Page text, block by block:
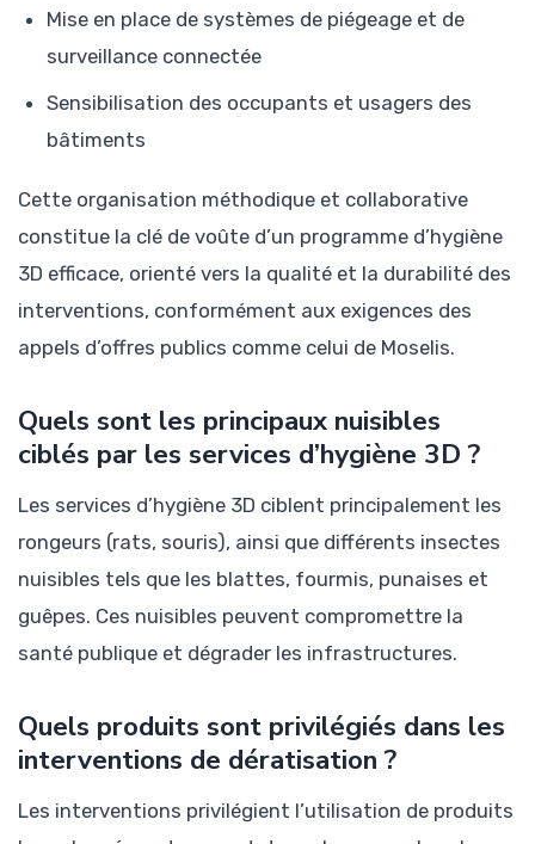
Mise en place de systèmes de piégeage et de
surveillance connectée
Sensibilisation des occupants et usagers des
bâtiments
Cette organisation méthodique et collaborative
constitue la clé de voûte d’un programme d’hygiène
3D efficace, orienté vers la qualité et la durabilité des
interventions, conformément aux exigences des
appels d’offres publics comme celui de Moselis.
Quels sont les principaux nuisibles
ciblés par les services d’hygiène 3D ?
Les services d’hygiène 3D ciblent principalement les
rongeurs (rats, souris), ainsi que différents insectes
nuisibles tels que les blattes, fourmis, punaises et
guêpes. Ces nuisibles peuvent compromettre la
santé publique et dégrader les infrastructures.
Quels produits sont privilégiés dans les
interventions de dératisation ?
Les interventions privilégient l’utilisation de produits